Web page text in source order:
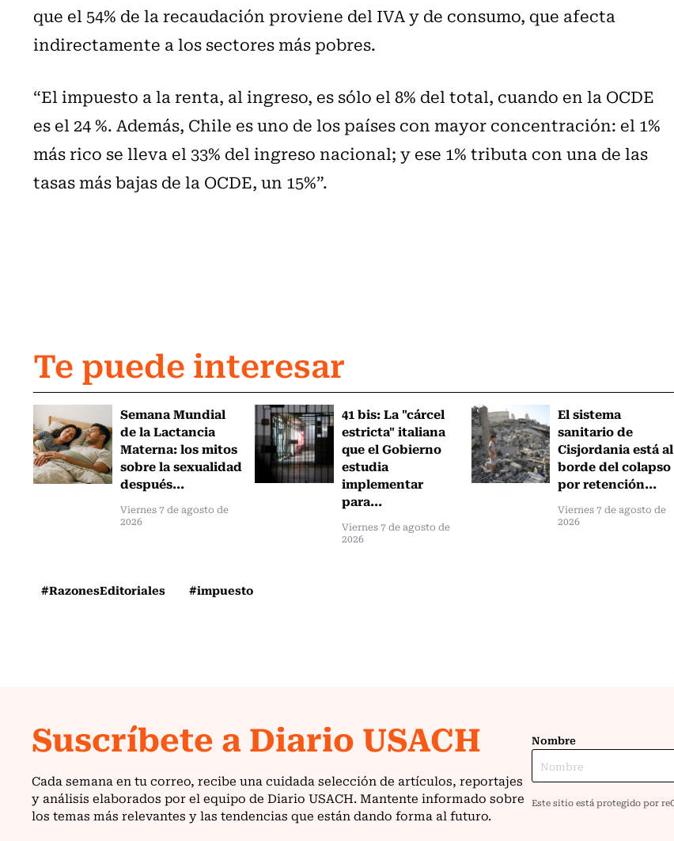
que el 54% de la recaudación proviene del IVA y de consumo, que afecta
indirectamente a los sectores más pobres.
“El impuesto a la renta, al ingreso, es sólo el 8% del total, cuando en la OCDE
es el 24 %. Además, Chile es uno de los países con mayor concentración: el 1%
más rico se lleva el 33% del ingreso nacional; y ese 1% tributa con una de las
tasas más bajas de la OCDE, un 15%”.
Te puede interesar
Semana Mundial
de la Lactancia
Materna: los mitos
sobre la sexualidad
después...
Viernes 7 de agosto de
2026
41 bis: La "cárcel
estricta" italiana
que el Gobierno
estudia
implementar
para...
Viernes 7 de agosto de
2026
El sistema
sanitario de
Cisjordania está al
borde del colapso
por retención...
Viernes 7 de agosto de
2026
#RazonesEditoriales #impuesto